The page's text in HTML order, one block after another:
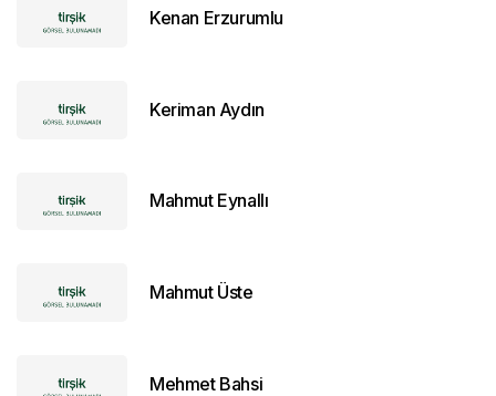
Kenan Erzurumlu
Keriman Aydın
Mahmut Eynallı
Mahmut Üste
Mehmet Bahsi